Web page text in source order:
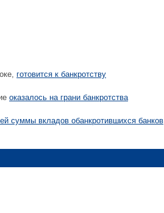
готовится к банкротству
оказалось на грани банкротства
суммы вкладов обанкротившихся банков